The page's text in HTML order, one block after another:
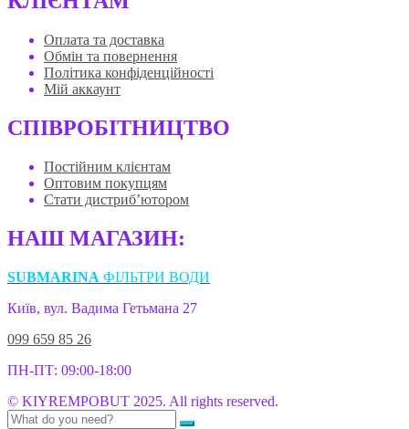
Оплата та доставка
Обмін та повернення
Політика конфіденційності
Мій аккаунт
СПІВРОБІТНИЦТВО
Постійним клієнтам
Оптовим покупцям
Стати дистриб’ютором
НАШ МАГАЗИН:
SUBMARINA ФІЛЬТРИ ВОДИ
Київ, вул. Вадима Гетьмана 27
099 659 85 26
ПН-ПТ: 09:00-18:00
© KIYREMPOBUT 2025. All rights reserved.